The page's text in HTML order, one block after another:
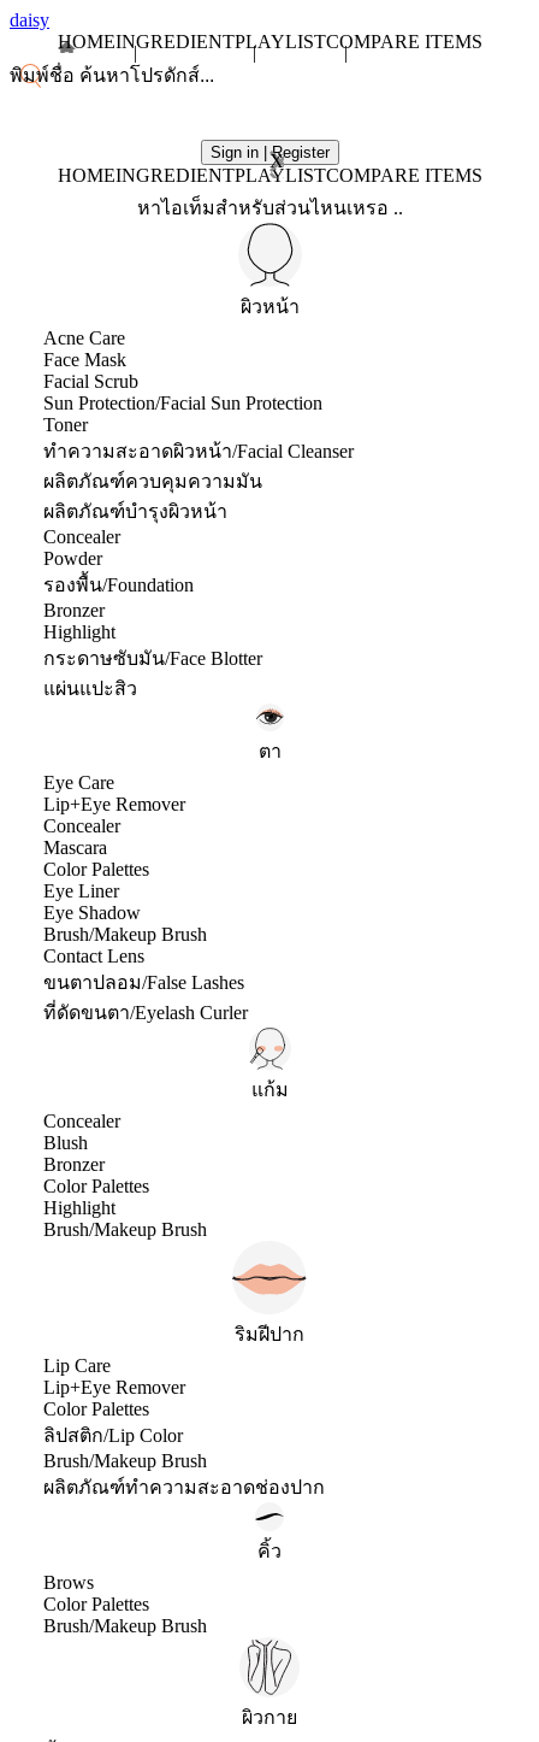
daisy
HOMEINGREDIENTPLAYLISTCOMPARE ITEMS
Sign in | Register
X
HOMEINGREDIENTPLAYLISTCOMPARE ITEMS
หาไอเท็มสำหรับส่วนไหนเหรอ ..
ผิวหน้า
Acne Care
Face Mask
Facial Scrub
Sun Protection/Facial Sun Protection
Toner
ทำความสะอาดผิวหน้า/Facial Cleanser
ผลิตภัณฑ์ควบคุมความมัน
ผลิตภัณฑ์บำรุงผิวหน้า
Concealer
Powder
รองพื้น/Foundation
Bronzer
Highlight
กระดาษซับมัน/Face Blotter
แผ่นแปะสิว
ตา
Eye Care
Lip+Eye Remover
Concealer
Mascara
Color Palettes
Eye Liner
Eye Shadow
Brush/Makeup Brush
Contact Lens
ขนตาปลอม/False Lashes
ที่ดัดขนตา/Eyelash Curler
แก้ม
Concealer
Blush
Bronzer
Color Palettes
Highlight
Brush/Makeup Brush
ริมฝีปาก
Lip Care
Lip+Eye Remover
Color Palettes
ลิปสติก/Lip Color
Brush/Makeup Brush
ผลิตภัณฑ์ทำความสะอาดช่องปาก
คิ้ว
Brows
Color Palettes
Brush/Makeup Brush
ผิวกาย